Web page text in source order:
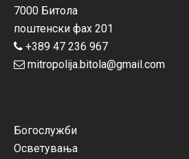
7000 Битола
поштенски фах 201
+389 47 236 967
mitropolija.bitola@gmail.com
Богослужби
Осветувања